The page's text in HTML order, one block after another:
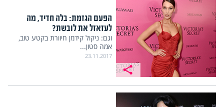
הפעם הגזמת: בלה חדיד, מה
לעזאזל את לובשת?
וגם: ניקול קידמן חיוורת בקטע טוב,
אמה סטון...
23.11.2017